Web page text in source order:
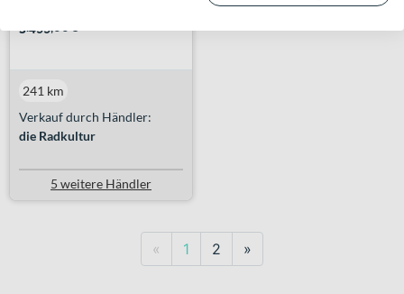
Verkauf durch Händler:
die Radkultur
241 km
5 weitere Händler
« Previous
1 2 »